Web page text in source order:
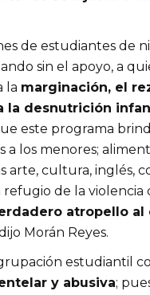
de estudiantes de
sin el apoyo, a
la marginación, el
la desnutrición
este programa
a los menores;
arte, cultura, inglés,
de la violencia
atropello
dijo Morán Reyes.
estudiantil
y abusiva;